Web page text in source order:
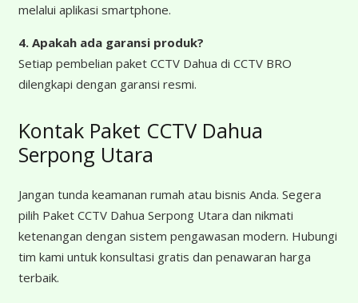
melalui aplikasi smartphone.
4. Apakah ada garansi produk?
Setiap pembelian paket CCTV Dahua di CCTV BRO
dilengkapi dengan garansi resmi.
Kontak Paket CCTV Dahua
Serpong Utara
Jangan tunda keamanan rumah atau bisnis Anda. Segera
pilih Paket CCTV Dahua Serpong Utara dan nikmati
ketenangan dengan sistem pengawasan modern. Hubungi
tim kami untuk konsultasi gratis dan penawaran harga
terbaik.